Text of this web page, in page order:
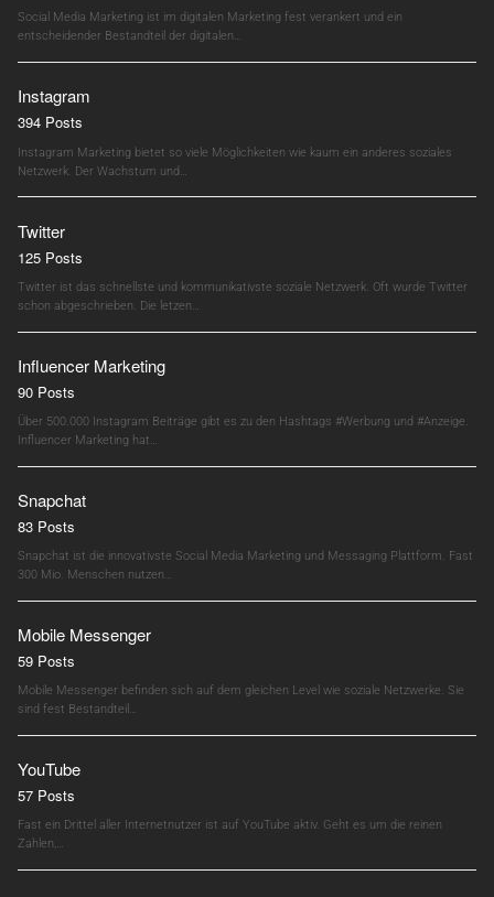
Social Media Marketing ist im digitalen Marketing fest verankert und ein
entscheidender Bestandteil der digitalen…
Instagram
394 Posts
Instagram Marketing bietet so viele Möglichkeiten wie kaum ein anderes soziales
Netzwerk. Der Wachstum und…
Twitter
125 Posts
Twitter ist das schnellste und kommunikativste soziale Netzwerk. Oft wurde Twitter
schon abgeschrieben. Die letzen…
Influencer Marketing
90 Posts
Über 500.000 Instagram Beiträge gibt es zu den Hashtags #Werbung und #Anzeige.
Influencer Marketing hat…
Snapchat
83 Posts
Snapchat ist die innovativste Social Media Marketing und Messaging Plattform. Fast
300 Mio. Menschen nutzen…
Mobile Messenger
59 Posts
Mobile Messenger befinden sich auf dem gleichen Level wie soziale Netzwerke. Sie
sind fest Bestandteil…
YouTube
57 Posts
Fast ein Drittel aller Internetnutzer ist auf YouTube aktiv. Geht es um die reinen
Zahlen,…